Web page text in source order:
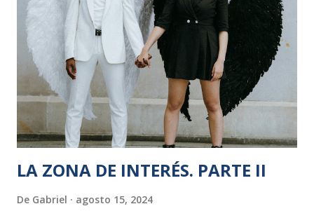
nauseabundo a los grandes poderes económicos y
empresariales, que aceptan la Democracia mientras
conviene pero sin renunciar a tener engrasado un “plan B”,
sus faros de referencia son luminosos exponentes del mal
absoluto potencial en activo: Trump, Putin, Netanyahu,
Meloni, Orban, Bukele, Maduro, Milei, o Alice Neidel, líder
de “alternativa por alemania”, p...
LA ZONA DE INTERÉS. PARTE II
De Gabriel agosto 15, 2024